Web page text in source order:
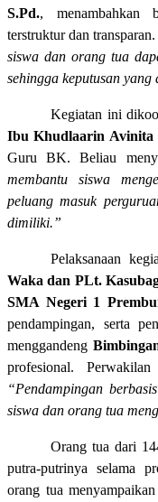
S.Pd., menambahkan
terstruktur dan transparan.
siswa dan orang tua
sehingga keputusan
Kegiatan ini
Ibu Khudlaarin Avinita
Guru BK. Beliau
membantu siswa
peluang masuk
dimiliki.”
Pelaksanaan
Waka dan PLt.
SMA Negeri 1
pendampingan, serta
menggandeng
profesional.
“Pendampingan
siswa dan orang tua
Orang tua dari
putra-putrinya selama
orang tua